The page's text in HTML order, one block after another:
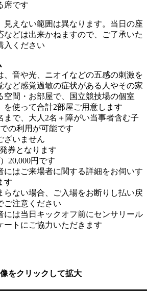
席です
えない範囲は異なります。当日の座
などは出来かねますので、ご了承いた
入ください
、音や光、ニオイなどの五感の刺激を
など感覚過敏の症状がある人やその家
空間・お部屋で、国立競技場の個室
を使って合計2部屋ご用意します
まで、大人2名＋障がい当事者含む子
の利用が可能です
ざいません
券となります
20,000円です
にはご来場者に関する詳細をお伺いす
す
らない場合、ご入場をお断りし払い戻
ご注意ください
には当日キックオフ前にセンサリール
ートにご協力いただきます
をクリックして拡大